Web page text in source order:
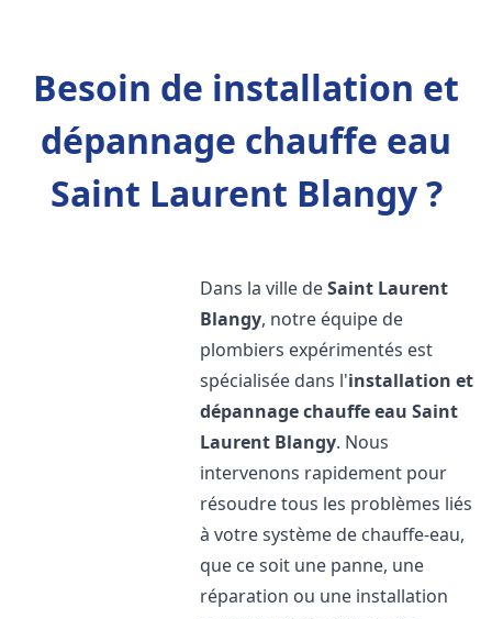
Besoin de installation et
dépannage chauffe eau
Saint Laurent Blangy ?
Dans la ville deSaint Laurent
Blangy, notre équipe de
plombiers expérimentés est
spécialisée dans l'installation et
dépannage chauffe eau Saint
Laurent Blangy. Nous
intervenons rapidement pour
résoudre tous les problèmes liés
à votre système de chauffe-eau,
que ce soit une panne, une
réparation ou une installation